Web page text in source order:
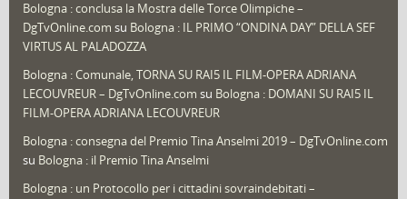
Redazioni(1.049)
Speciali (22)
Sport
That's Bologna Magazine(25)
Video (archivio) (263)
Bologna : conclusa la Mostra delle Torce Olimpiche –
DgTvOnline.com su Bologna : IL PRIMO “ONDINA DAY” DELLA SEF
VIRTUS AL PALADOZZA
Bologna : Comunale, TORNA SU RAI5 IL FILM-OPERA ADRIANA
LECOUVREUR – DgTvOnline.com su Bologna : DOMANI SU RAI5 IL
FILM-OPERA ADRIANA LECOUVREUR
Bologna : consegna del Premio Tina Anselmi 2019 – DgTvOnline.com
su Bologna : il Premio Tina Anselmi
Bologna : un Protocollo per i cittadini sovraindebitati –